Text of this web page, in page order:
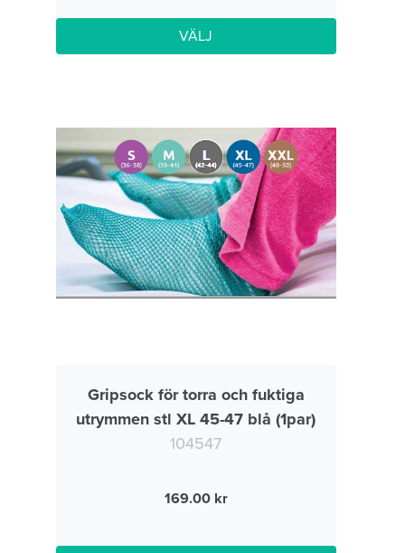
VÄLJ
Gripsock för torra och fuktiga
utrymmen stl XL 45-47 blå (1par)
104547
169.00